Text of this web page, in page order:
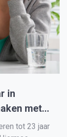
in
met
tot 23 jaar